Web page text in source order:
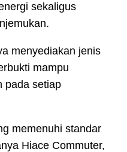
sekaligus
menyediakan jenis
mampu
pada setiap
memenuhi standar
Hiace Commuter,